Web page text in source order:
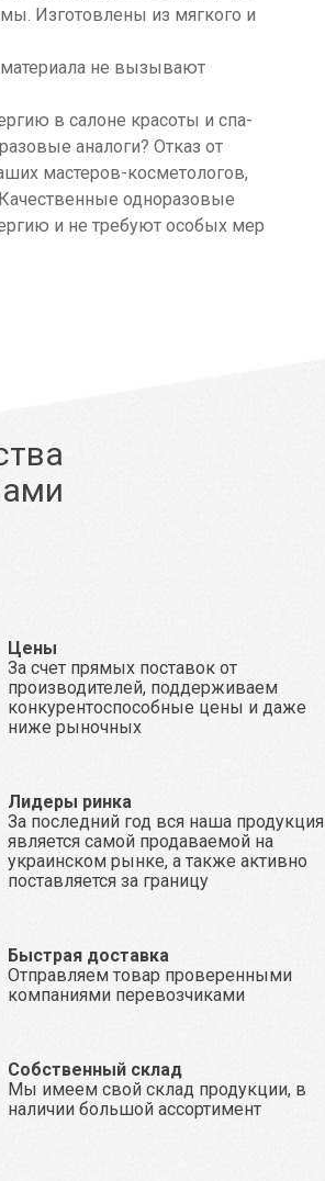
Изготовлены из мягкого и
не вызывают
в салоне красоты и спа-
аналоги? Отказ от
мастеров-косметологов,
одноразовые
и не требуют особых мер
Цены
За счет прямых поставок от
производителей, поддерживаем
конкурентоспособные цены и даже
ниже рыночных
Лидеры ринка
За последний год вся наша продукция
является самой продаваемой на
украинском рынке, а также активно
поставляется за границу
Быстрая доставка
Отправляем товар проверенными
компаниями перевозчиками
Собственный склад
Мы имеем свой склад продукции, в
наличии большой ассортимент